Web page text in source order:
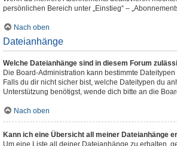
persönlichen Bereich unter „Einstieg“ –
Nach oben
Dateianhänge
Welche Dateianhänge sind in diesem Forum
Die Board-Administration kann bestimmte
Falls du dir nicht sicher bist, welche Dateitypen du
Unterstützung benötigst, wende dich bitte an die
Nach oben
Kann ich eine Übersicht all meiner Dateianhänge
Um eine Liste all deiner Dateianhänge zu erhalten,